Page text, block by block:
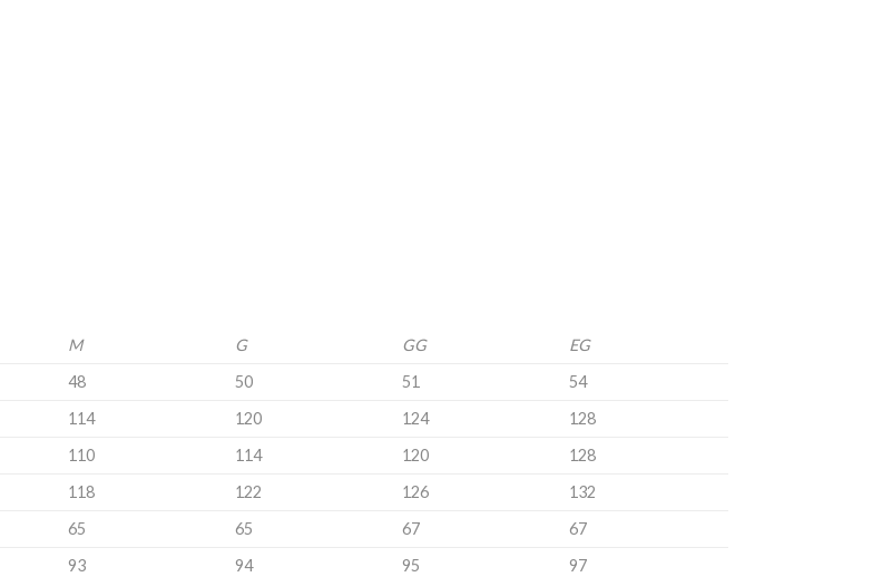
M G GG
EG
48 50 51
54
114 120 124
128
110 114 120
128
118 122 126
132
65 65 67
67
93 94 95 97